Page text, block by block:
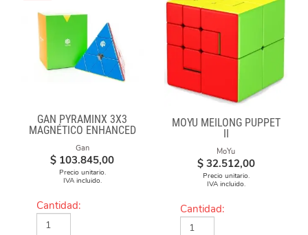
GAN PYRAMINX 3X3
MAGNÉTICO ENHANCED
Gan
$ 103.845,00
Precio unitario.
IVA incluido.
Cantidad:
MOYU MEILONG PUPPET
II
MoYu
$ 32.512,00
Precio unitario.
IVA incluido.
Cantidad: